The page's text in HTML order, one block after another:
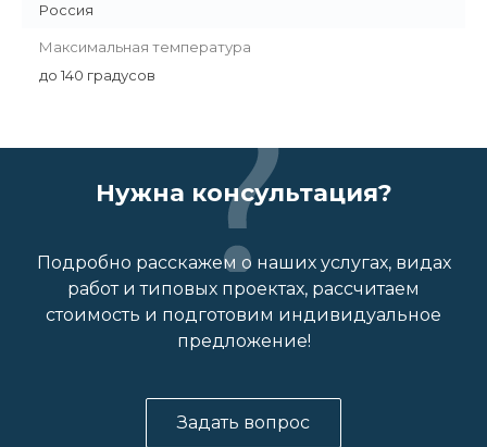
Россия
Максимальная температура
до 140 градусов
Нужна консультация?
Подробно расскажем о наших услугах, видах
работ и типовых проектах, рассчитаем
стоимость и подготовим индивидуальное
предложение!
Задать вопрос